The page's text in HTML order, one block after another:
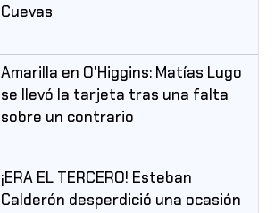
Cuevas
Amarilla en O'Higgins: Matías Lugo
se llevó la tarjeta tras una falta
sobre un contrario
¡ERA EL TERCERO! Esteban
Calderón desperdició una ocasión